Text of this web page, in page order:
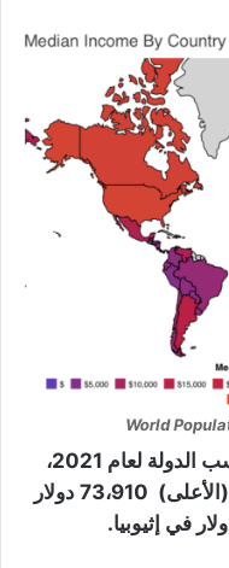
وذلك وفقا لمسح متوسط ​​الدخل حسب الدولة لعام 2021،
فمتوسط ​​الدخل السنوي يتراوح من (الأعلى) 73،910 دولار